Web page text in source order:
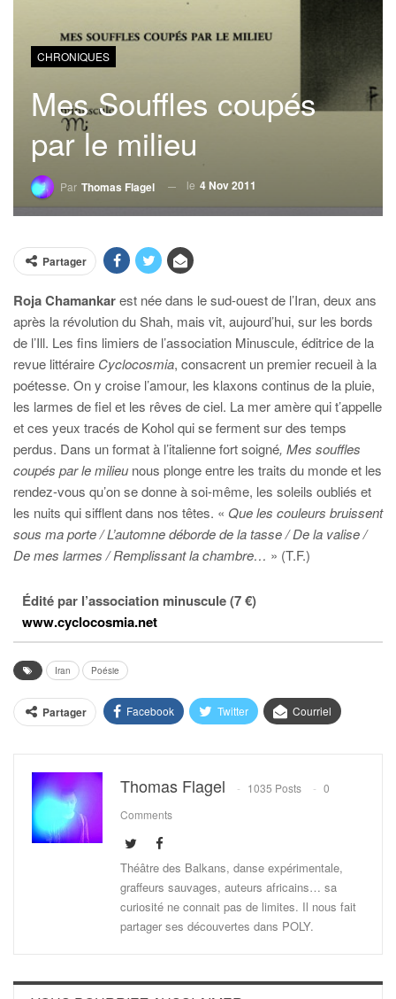
CHRONIQUES
Mes Souffles coupés
par le milieu
Par Thomas Flagel le 4 Nov 2011
Partager
Roja Chamankarest née dans le sud-ouest de l’Iran, deux ans
après la révolution du Shah, mais vit, aujourd’hui, sur les bords
de l’Ill. Les fins limiers de l’association Minuscule, éditrice de la
revue littéraire Cyclocosmia, consacrent un premier recueil à la
poétesse. On y croise l’amour, les klaxons continus de la pluie,
les larmes de fiel et les rêves de ciel. La mer amère qui t’appelle
et ces yeux tracés de Kohol qui se ferment sur des temps
perdus. Dans un format à l’italienne fort soigné, Mes souffles
coupés par le milieu nous plonge entre les traits du monde et les
rendez-vous qu’on se donne à soi-même, les soleils oubliés et
les nuits qui sifflent dans nos têtes. « Que les couleurs bruissent
sous ma porte / L’automne déborde de la tasse / De la valise /
De mes larmes / Remplissant la chambre… » (T.F.)
Édité par l’association minuscule (7 €)
www.cyclocosmia.net
Iran Poésie
Partager Facebook Twitter Courriel
Thomas Flagel 1035 Posts
0
Comments
Théâtre des Balkans, danse expérimentale,
graffeurs sauvages, auteurs africains… sa
curiosité ne connait pas de limites. Il nous fait
partager ses découvertes dans POLY.